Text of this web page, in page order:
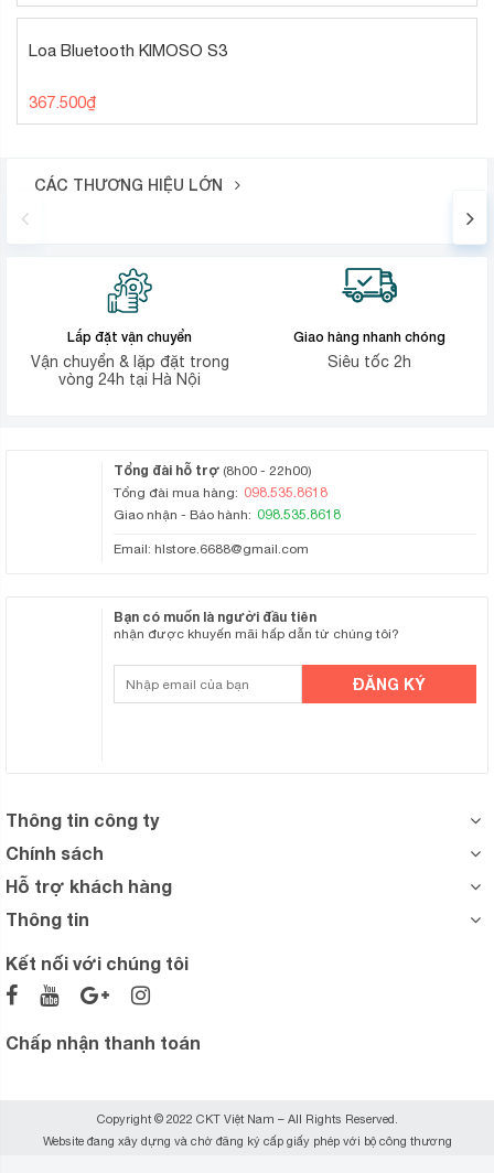
Loa Bluetooth KIMOSO S3
367.500₫
CÁC THƯƠNG HIỆU LỚN
Lắp đặt vận chuyển
Vận chuyển & lặp đặt trong
vòng 24h tại Hà Nội
Giao hàng nhanh chóng
Siêu tốc 2h
Tổng đài hỗ trợ (8h00 - 22h00)
Tổng đài mua hàng: 098.535.8618
Giao nhận - Bảo hành: 098.535.8618
Email: hlstore.6688@gmail.com
Bạn có muốn là người đầu tiên
nhận được khuyến mãi hấp dẫn từ chúng tôi?
Thông tin công ty
Chính sách
Hỗ trợ khách hàng
Thông tin
Kết nối với chúng tôi
Chấp nhận thanh toán
Copyright © 2022 CKT Việt Nam – All Rights Reserved.
Website đang xây dựng và chờ đăng ký cấp giấy phép với bộ công thương